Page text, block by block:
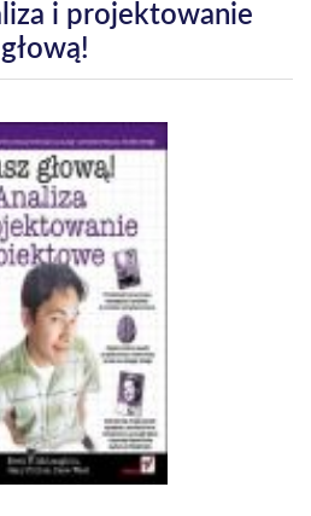
i projektowanie